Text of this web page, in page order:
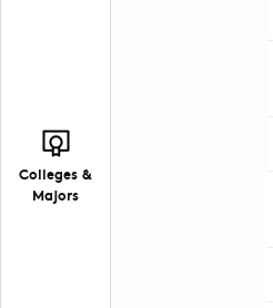
Colleges &
Majors